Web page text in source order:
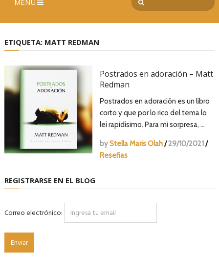
MENÚ
ETIQUETA: MATT REDMAN
Postrados en adoración – Matt
Redman
Postrados en adoración es un libro
corto y que por lo rico del tema lo
leí rapidísimo. Para mi sorpresa, …
byStella Maris Olah/29/10/2021/
Reseñas
REGISTRARSE EN EL BLOG
Correo electrónico: